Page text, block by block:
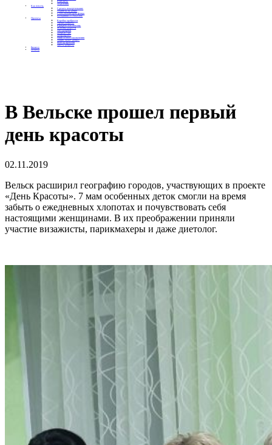
Контакты
Отделения
Как помочь
Сделать пожертвование
Подписка на добро
Стать волонтером фонда
Вечеринки со смыслом
Проекты
Коробка храбрости
Уроки Доброты
Юридическая помощь
Мамины радости
Автодобряки
Добрый торт
Добропробег
Няни особого назначения
Акция «Букет добра»
Фактор времени
Цветы доброты
Бизнесу
Отчеты
В Вельске прошел первый
день красоты
02.11.2019
Вельск расширил географию городов, участвующих в проекте
«День Красоты». 7 мам особенных деток смогли на время
забыть о ежедневных хлопотах и почувствовать себя
настоящими женщинами. В их преображении приняли
участие визажисты, парикмахеры и даже диетолог.